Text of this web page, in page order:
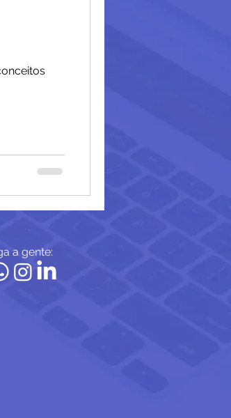
a gente: